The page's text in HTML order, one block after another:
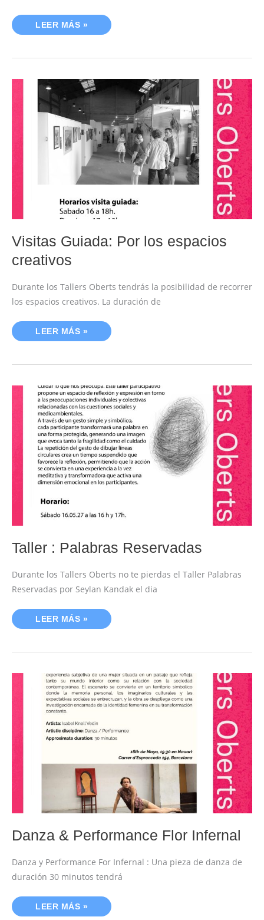
LEER MÁS »
Visitas Guiada: Por los espacios
creativos
Durante los Tallers Oberts tendrás la posibilidad de recorrer
los espacios creativos. La duración de
VISITAS
GUIADA:
POR
LOS
ESPACIOS
CREATIVOS
LEER MÁS »
Taller : Palabras Reservadas
Durante los Tallers Oberts no te pierdas el Taller Palabras
Reservadas por Seylan Kandak el dia
TALLER
:
PALABRAS
RESERVADAS
LEER MÁS »
Danza & Performance Flor Infernal
Danza y Performance For Infernal : Una pieza de danza de
duración 30 minutos tendrá
DANZA
PERFORMANCE
FLOR
INFERNAL
LEER MÁS »